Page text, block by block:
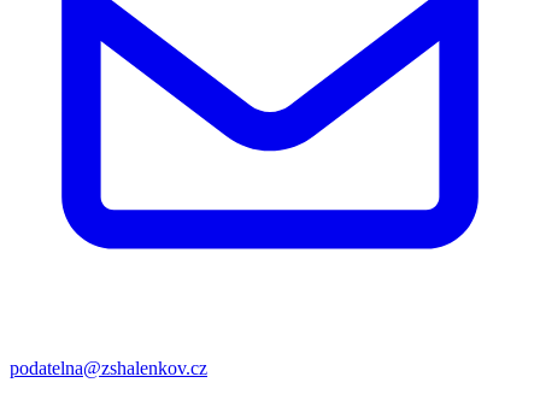
podatelna@zshalenkov.cz